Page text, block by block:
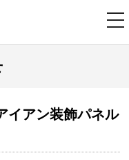
イアン装飾パネル